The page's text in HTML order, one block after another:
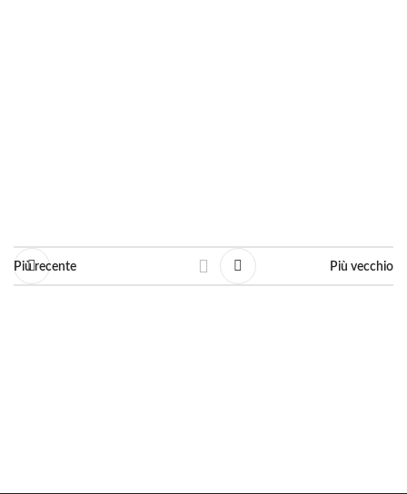
Più recente Più vecchio